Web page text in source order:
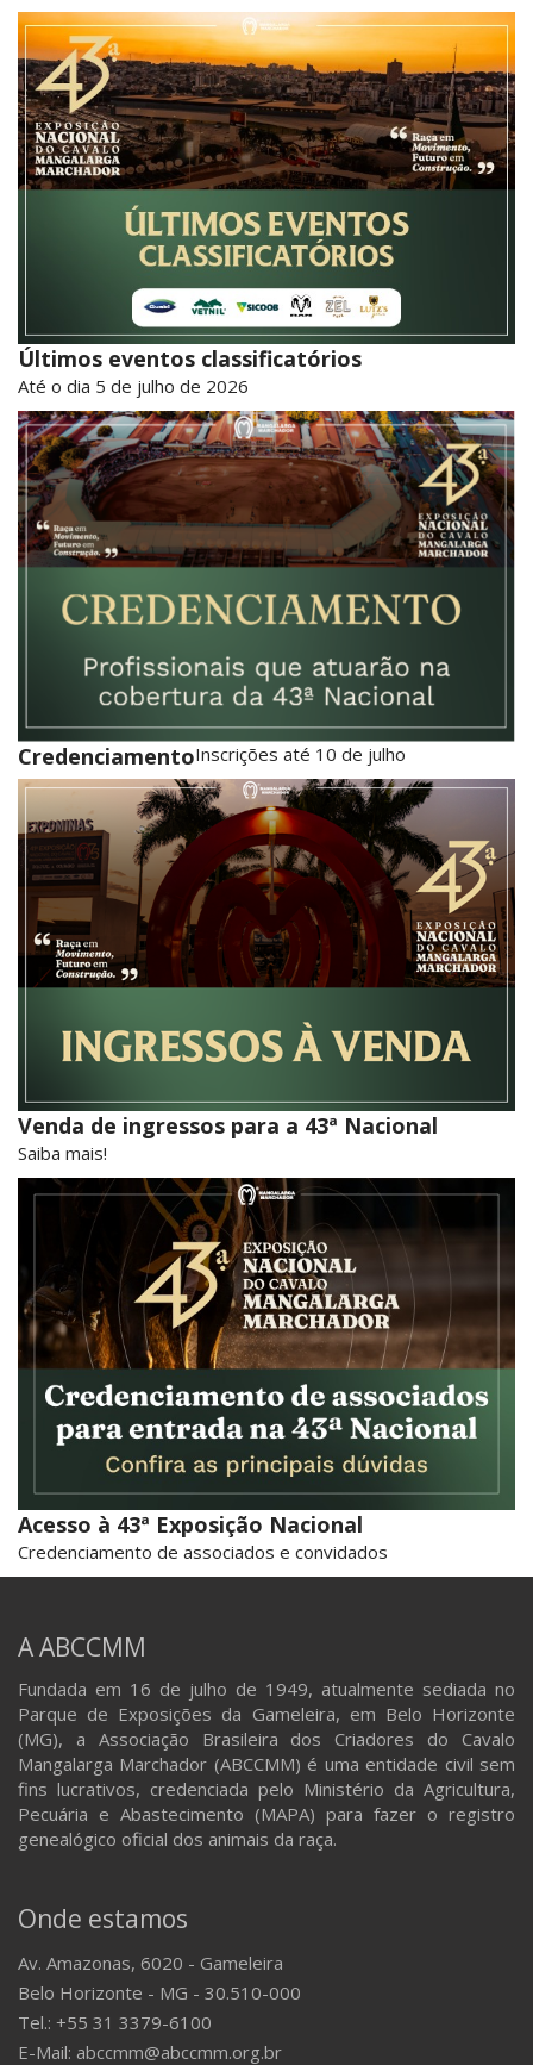
Últimos eventos classificatórios
Até o dia 5 de julho de 2026
CredenciamentoInscrições até 10 de julho
Venda de ingressos para a 43ª Nacional
Saiba mais!
Acesso à 43ª Exposição Nacional
Credenciamento de associados e convidados
A ABCCMM
Fundada em 16 de julho de 1949, atualmente sediada no
Parque de Exposições da Gameleira, em Belo Horizonte
(MG), a Associação Brasileira dos Criadores do Cavalo
Mangalarga Marchador (ABCCMM) é uma entidade civil sem
fins lucrativos, credenciada pelo Ministério da Agricultura,
Pecuária e Abastecimento (MAPA) para fazer o registro
genealógico oficial dos animais da raça.
Onde estamos
Av. Amazonas, 6020 - Gameleira
Belo Horizonte - MG - 30.510-000
Tel.: +55 31 3379-6100
E-Mail: abccmm@abccmm.org.br